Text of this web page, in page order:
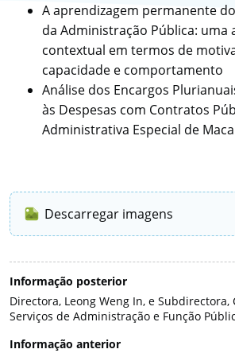
A aprendizagem permanente
da Administração Pública: uma
contextual em termos de
capacidade e comportamento
Análise dos Encargos
às Despesas com Contratos
Administrativa Especial de
Descarregar imagens
Informação posterior
Directora, Leong Weng In, e Subdirectora,
Serviços de Administração e Função
Informação anterior